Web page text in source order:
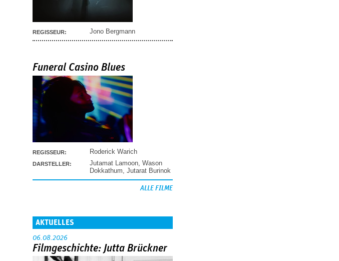
REGISSEUR: Jono Bergmann
Funeral Casino Blues
REGISSEUR: Roderick Warich
DARSTELLER: Jutamat Lamoon Wason
Dokkathum Jutarat Burinok
ALLE FILME
AKTUELLES
06.08.2026
Filmgeschichte: Jutta Brückner